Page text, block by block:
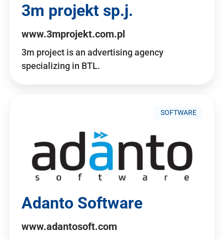
3m projekt sp.j.
www.3mprojekt.com.pl
3m project is an advertising agency
specializing in BTL.
SOFTWARE
Adanto Software
www.adantosoft.com